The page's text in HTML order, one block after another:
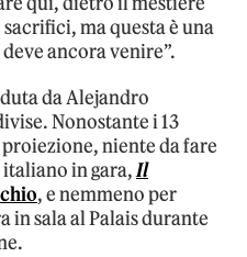
ma questa è una
ancora venire”.
da Alejandro
Nonostante i 13
niente da fare
in gara,Il
, e nemmeno per
in sala al Palais durante